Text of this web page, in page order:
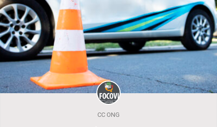
CC ONG